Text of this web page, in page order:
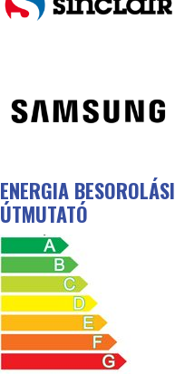
ENERGIA BESOROLÁSI
ÚTMUTATÓ